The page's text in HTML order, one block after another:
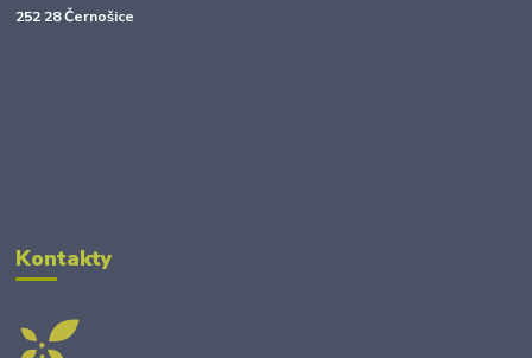
252 28 Černošice
Kontakty